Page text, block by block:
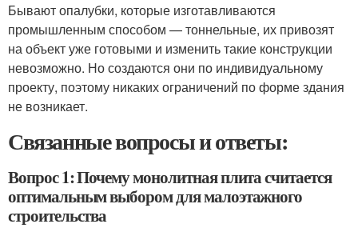
Бывают опалубки, которые изготавливаются
промышленным способом — тоннельные, их привозят
на объект уже готовыми и изменить такие конструкции
невозможно. Но создаются они по индивидуальному
проекту, поэтому никаких ограничений по форме здания
не возникает.
Связанные вопросы и ответы:
Вопрос 1: Почему монолитная плита считается
оптимальным выбором для малоэтажного
строительства